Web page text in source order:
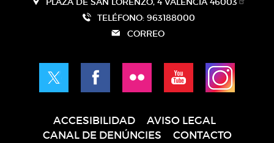
TELÉFONO: 963188000
CORREO
ACCESIBILIDAD
AVISO LEGAL
CANAL DE DENÚNCIES
CONTACTO